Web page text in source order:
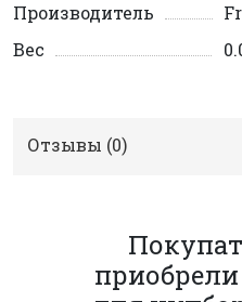
Производитель
Вес
Отзывы (0)